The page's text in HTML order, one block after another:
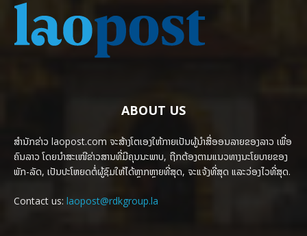
ABOUT US
ສຳນັກຂ່າວ laopost.com ຈະສ້າງໂຕເອງໃຫ້ກາຍເປັນຜູ້ນຳສື່ອອນລາຍຂອງລາວ ເພື່ອ
ຄົນລາວ ໂດຍນຳສະເໜີຂ່າວສານທີ່ມີຄຸນນະພາບ, ຖືກຕ້ອງຕາມແນວທາງນະໂຍບາຍຂອງ
ພັກ-ລັດ, ເປັນປະໂຫຍດຕໍ່ຜູ້ຊົມໃຫ້ໄດ້ຫຼາກຫຼາຍທີ່ສຸດ, ຈະແຈ້ງທີ່ສຸດ ແລະວ່ອງໄວທີ່ສຸດ.
Contact us: laopost@rdkgroup.la